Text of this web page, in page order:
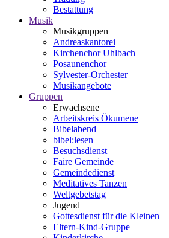
Bestattung
Musik
Musikgruppen
Andreaskantorei
Kirchenchor Uhlbach
Posaunenchor
Sylvester-Orchester
Musikangebote
Gruppen
Erwachsene
Arbeitskreis Ökumene
Bibelabend
bibel:lesen
Besuchsdienst
Faire Gemeinde
Gemeindedienst
Meditatives Tanzen
Weltgebetstag
Jugend
Gottesdienst für die Kleinen
Eltern-Kind-Gruppe